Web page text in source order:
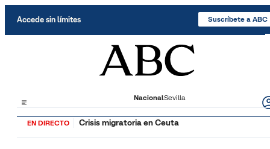
Accede sin límites Suscríbete a ABC
NacionalSevilla
EN DIRECTO Crisis migratoria en Ceuta